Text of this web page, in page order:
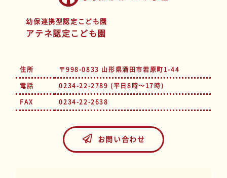
幼保連携型認定こども園
アテネ認定こども園
住所
〒998-0833 山形県酒田市若原町1-44
電話
0234-22-2789 (平日8時～17時)
FAX
0234-22-2638
お問い合わせ